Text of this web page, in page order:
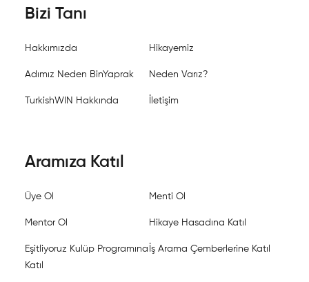
Bizi Tanı
Hakkımızda Hikayemiz
Adımız Neden BinYaprak Neden Varız?
TurkishWIN Hakkında İletişim
Aramıza Katıl
Üye Ol Menti Ol
Mentor Ol Hikaye Hasadına Katıl
Eşitliyoruz Kulüp Programına
Katıl
İş Arama Çemberlerine Katıl